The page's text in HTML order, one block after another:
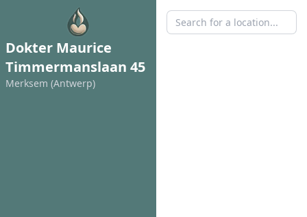
Dokter Maurice
Timmermanslaan 45
Merksem (Antwerp)